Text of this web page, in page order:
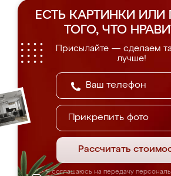
ЕСТЬ КАРТИНКИ ИЛИ
ТОГО, ЧТО
Присылайте — сделаем
лучше!
Прикрепить фото
Рассчитать
Я соглашаюсь на передачу